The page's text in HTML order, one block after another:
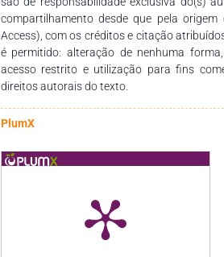
compartilhamento desde que pela
Access), com os créditos e citação
é permitido: alteração de nenhuma
acesso restrito e utilização para fins
direitos autorais do texto.
PlumX